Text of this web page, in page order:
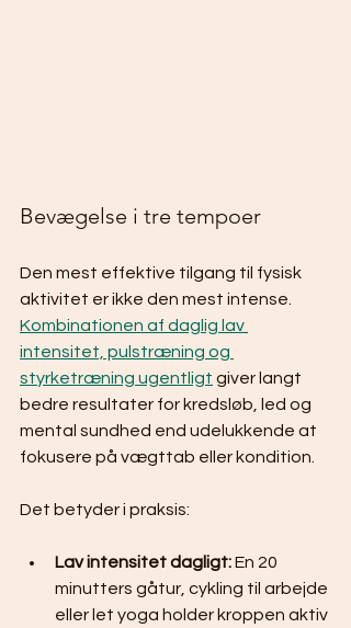
Bevægelse i tre tempoer
Den mest effektive tilgang til fysisk
aktivitet er ikke den mest intense.
Kombinationen af daglig lav
intensitet, pulstræning og
styrketræning ugentligt giver langt
bedre resultater for kredsløb, led og
mental sundhed end udelukkende at
fokusere på vægttab eller kondition.
Det betyder i praksis:
Lav intensitet dagligt: En 20
minutters gåtur, cykling til arbejde
eller let yoga holder kroppen aktiv